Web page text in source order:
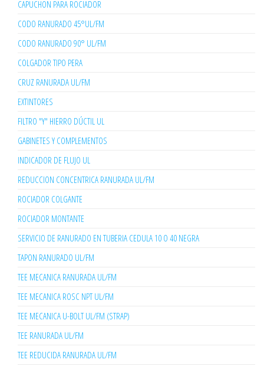
CAPUCHON PARA ROCIADOR
CODO RANURADO 45°UL/FM
CODO RANURADO 90° UL/FM
COLGADOR TIPO PERA
CRUZ RANURADA UL/FM
EXTINTORES
FILTRO "Y" HIERRO DÚCTIL UL
GABINETES Y COMPLEMENTOS
INDICADOR DE FLUJO UL
REDUCCION CONCENTRICA RANURADA UL/FM
ROCIADOR COLGANTE
ROCIADOR MONTANTE
SERVICIO DE RANURADO EN TUBERIA CEDULA 10 O 40 NEGRA
TAPON RANURADO UL/FM
TEE MECANICA RANURADA UL/FM
TEE MECANICA ROSC NPT UL/FM
TEE MECANICA U-BOLT UL/FM (STRAP)
TEE RANURADA UL/FM
TEE REDUCIDA RANURADA UL/FM